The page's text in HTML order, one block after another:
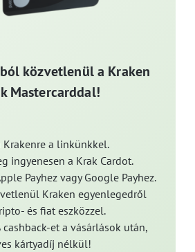
közvetlenül a Kraken
Mastercarddal!
Krakenre a linkünkkel.
ingyenesen a Krak Cardot.
Payhez vagy Google Payhez.
Kraken egyenlegedről
és fiat eszközzel.
cashback-et a vásárlások után,
kártyadíj nélkül!